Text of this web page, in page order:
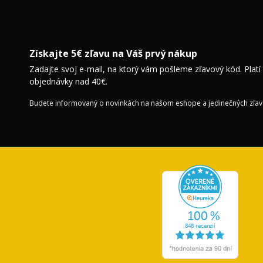
Získajte 5€ zľavu na Váš prvý nákup
Zadajte svoj e-mail, na ktorý vám pošleme zľavový kód. Platí
objednávky nad 40€.
Budete informovaný o novinkách na našom eshope a jedinečných